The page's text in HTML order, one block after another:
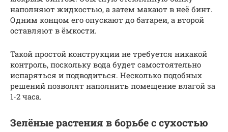
наполняют жидкостью, а затем макают в неё бинт.
Одним концом его опускают до батареи, а второй
оставляют в ёмкости.
Такой простой конструкции не требуется никакой
контроль, поскольку вода будет самостоятельно
испаряться и подводиться. Несколько подобных
решений позволят наполнить помещение влагой за
1-2 часа.
Зелёные растения в борьбе с сухостью